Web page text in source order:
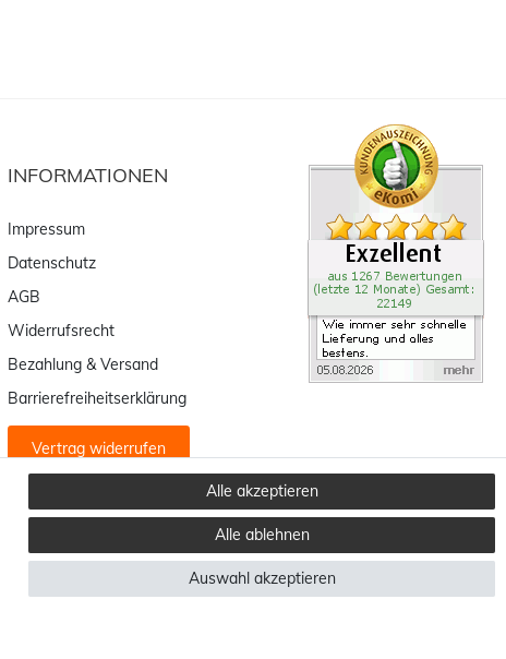
INFORMATIONEN
Impressum
Datenschutz
AGB
Widerrufsrecht
Bezahlung & Versand
Barrierefreiheitserklärung
Vertrag widerrufen
Alle akzeptieren
Alle ablehnen
Auswahl akzeptieren